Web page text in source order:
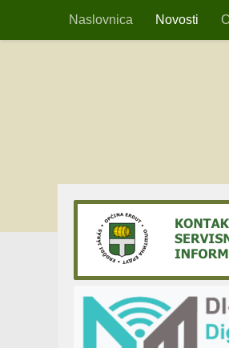
Skip to content
Naslovnica Novosti